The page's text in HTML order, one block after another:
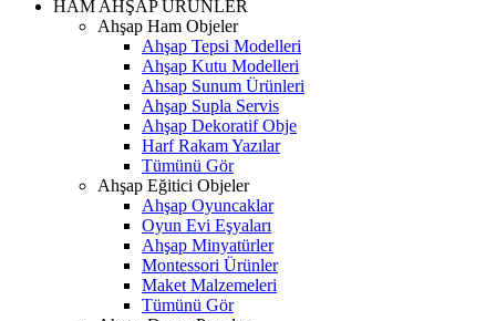
HAM AHŞAP ÜRÜNLER
Ahşap Ham Objeler
Ahşap Tepsi Modelleri
Ahşap Kutu Modelleri
Ahsap Sunum Ürünleri
Ahşap Supla Servis
Ahşap Dekoratif Obje
Harf Rakam Yazılar
Tümünü Gör
Ahşap Eğitici Objeler
Ahşap Oyuncaklar
Oyun Evi Eşyaları
Ahşap Minyatürler
Montessori Ürünler
Maket Malzemeleri
Tümünü Gör